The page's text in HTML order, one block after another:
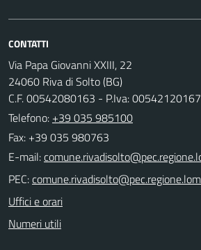
CONTATTI
Via Papa Giovanni XXIII, 22
24060 Riva di Solto (BG)
C.F. 00542080163 - P.Iva: 00542120167
Telefono: +39 035 985100
Fax: +39 035 980763
E-mail:
PEC:
Uffici e orari
Numeri utili